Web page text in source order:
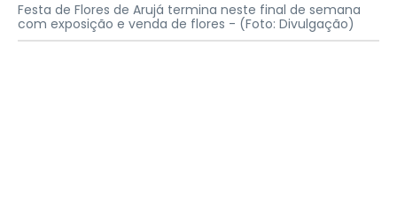
Festa de Flores de Arujá termina neste final de semana
com exposição e venda de flores - (Foto: Divulgação)